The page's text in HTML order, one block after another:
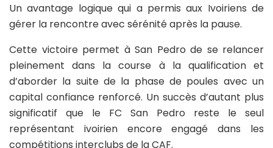
Un avantage logique qui a permis aux Ivoiriens de
gérer la rencontre avec sérénité après la pause.
Cette victoire permet à San Pedro de se relancer
pleinement dans la course à la qualification et
d’aborder la suite de la phase de poules avec un
capital confiance renforcé. Un succès d’autant plus
significatif que le FC San Pedro reste le seul
représentant ivoirien encore engagé dans les
compétitions interclubs de la CAF.